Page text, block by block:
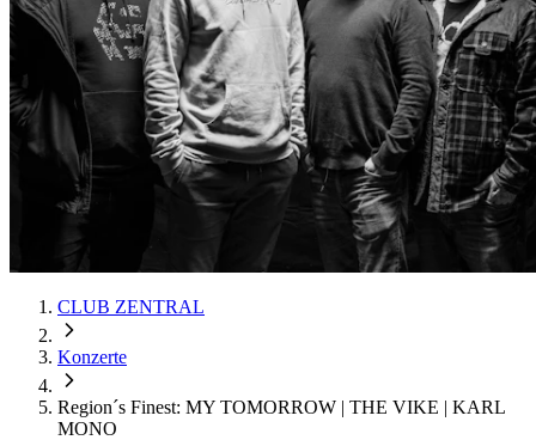
CLUB ZENTRAL
Konzerte
Region´s Finest: MY TOMORROW | THE VIKE | KARL
MONO